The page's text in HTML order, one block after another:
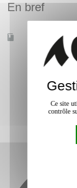
En bref
Accessible à
Ce site
contrôle